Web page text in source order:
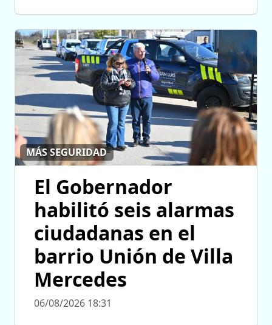
MÁS SEGURIDAD
El Gobernador
habilitó seis alarmas
ciudadanas en el
barrio Unión de Villa
Mercedes
06/08/2026 18:31